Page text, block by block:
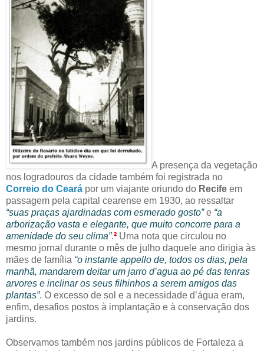
A presença da vegetação
nos logradouros da cidade também foi registrada no
Correio do Ceará por um viajante oriundo do Recife em
passagem pela capital cearense em 1930, ao ressaltar
“suas praças ajardinadas com esmerado gosto”e “a
arborização vasta e elegante, que muito concorre para a
amenidade do seu clima”.² Uma nota que circulou no
mesmo jornal durante o mês de julho daquele ano dirigia às
mães de família “o instante appello de, todos os dias, pela
manhã, mandarem deitar um jarro d’agua ao pé das tenras
arvores e inclinar os seus filhinhos a serem amigos das
plantas”. O excesso de sol e a necessidade d’água eram,
enfim, desafios postos à implantação e à conservação dos
jardins.
Observamos também nos jardins públicos de Fortaleza a